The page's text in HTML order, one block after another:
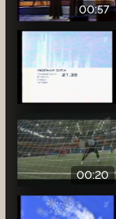
00:57
00:20